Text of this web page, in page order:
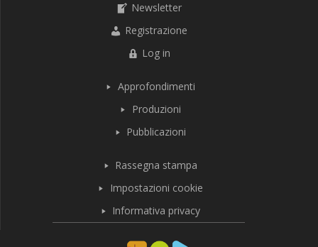
Newsletter
Registrazione
Log in
Approfondimenti
Produzioni
Pubblicazioni
Rassegna stampa
Impostazioni cookie
Informativa privacy